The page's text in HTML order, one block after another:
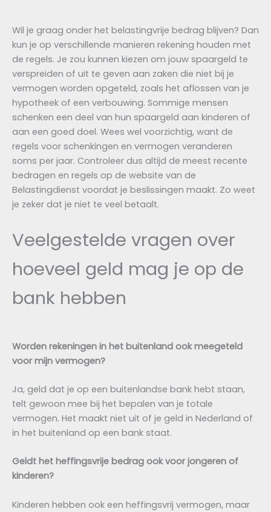
Wil je graag onder het belastingvrije bedrag blijven? Dan
kun je op verschillende manieren rekening houden met
de regels. Je zou kunnen kiezen om jouw spaargeld te
verspreiden of uit te geven aan zaken die niet bij je
vermogen worden opgeteld, zoals het aflossen van je
hypotheek of een verbouwing. Sommige mensen
schenken een deel van hun spaargeld aan kinderen of
aan een goed doel. Wees wel voorzichtig, want de
regels voor schenkingen en vermogen veranderen
soms per jaar. Controleer dus altijd de meest recente
bedragen en regels op de website van de
Belastingdienst voordat je beslissingen maakt. Zo weet
je zeker dat je niet te veel betaalt.
Veelgestelde vragen over
hoeveel geld mag je op de
bank hebben
Worden rekeningen in het buitenland ook meegeteld
voor mijn vermogen?
Ja, geld dat je op een buitenlandse bank hebt staan,
telt gewoon mee bij het bepalen van je totale
vermogen. Het maakt niet uit of je geld in Nederland of
in het buitenland op een bank staat.
Geldt het heffingsvrije bedrag ook voor jongeren of
kinderen?
Kinderen hebben ook een heffingsvrij vermogen, maar